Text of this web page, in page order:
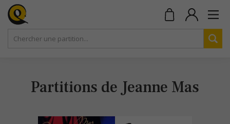
Partitions de Jeanne Mas